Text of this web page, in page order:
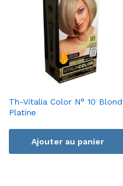
Th-Vitalia Color N° 10 Blond
Platine
Ajouter au panier